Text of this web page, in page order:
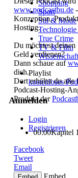
Shopping
Sport
Stil & Mode
True Crime
TV & Film
Wissenschaft
Playlist
kostenloses
Anmelden
Login
Registrieren
Cookies Einstellung
www.podcastbu.de
Konzeption,
Hosting.
Du möchtest deinen
Geld verdienen?
Dann schaue auf
dich.
Dort erhältst du alle
Podcast-Hosting-
Produkt der
00:00Kapitel 1
Facebook
Tweet
Email
Embed